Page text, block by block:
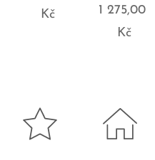
Kč
1 275,00
Kč